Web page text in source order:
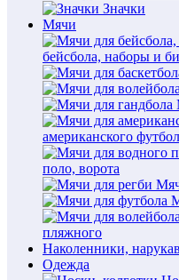
Значки
Мячи
бейсбола, наборы и
американского
поло, ворота
пляжного
Наколенники,
Одежда